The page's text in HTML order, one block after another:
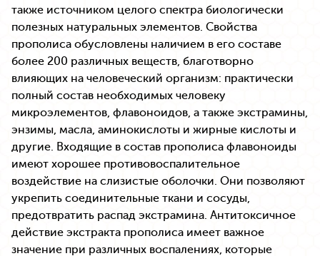
также источником целого спектра биологически
полезных натуральных элементов. Свойства
прополиса обусловлены наличием в его составе
более 200 различных веществ, благотворно
влияющих на человеческий организм: практически
полный состав необходимых человеку
микроэлементов, флавоноидов, а также экстрамины,
энзимы, масла, аминокислоты и жирные кислоты и
другие. Входящие в состав прополиса флавоноиды
имеют хорошее противовоспалительное
воздействие на слизистые оболочки. Они позволяют
укрепить соединительные ткани и сосуды,
предотвратить распад экстрамина. Антитоксичное
действие экстракта прополиса имеет важное
значение при различных воспалениях, которые